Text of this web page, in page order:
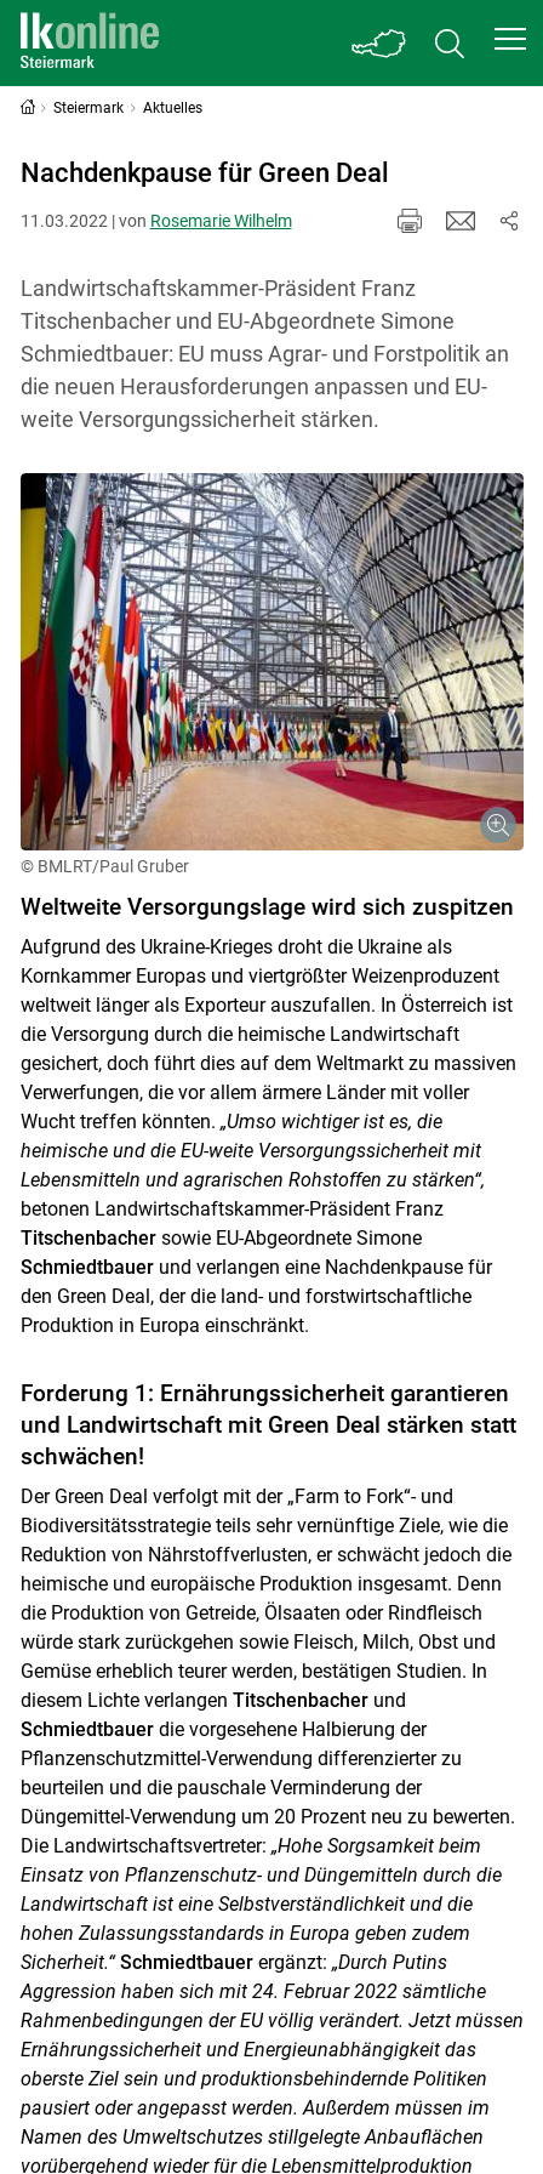
Skip to main content
Steiermark Aktuelles
Nachdenkpause für Green Deal
11.03.2022 | von Rosemarie Wilhelm
Landwirtschaftskammer-Präsident Franz
Titschenbacher und EU-Abgeordnete Simone
Schmiedtbauer: EU muss Agrar- und Forstpolitik an
die neuen Herausforderungen anpassen und EU-
weite Versorgungssicherheit stärken.
© BMLRT/Paul Gruber
Weltweite Versorgungslage wird sich zuspitzen
Aufgrund des Ukraine-Krieges droht die Ukraine als
Kornkammer Europas und viertgrößter Weizenproduzent
weltweit länger als Exporteur auszufallen. In Österreich ist
die Versorgung durch die heimische Landwirtschaft
gesichert, doch führt dies auf dem Weltmarkt zu massiven
Verwerfungen, die vor allem ärmere Länder mit voller
Wucht treffen könnten. „Umso wichtiger ist es, die
heimische und die EU-weite Versorgungssicherheit mit
Lebensmitteln und agrarischen Rohstoffen zu stärken“,
betonen Landwirtschaftskammer-Präsident Franz
Titschenbachersowie EU-Abgeordnete Simone
Schmiedtbauerund verlangen eine Nachdenkpause für
den Green Deal, der die land- und forstwirtschaftliche
Produktion in Europa einschränkt.
Forderung 1: Ernährungssicherheit garantieren
und Landwirtschaft mit Green Deal stärken statt
schwächen!
Der Green Deal verfolgt mit der „Farm to Fork“- und
Biodiversitätsstrategie teils sehr vernünftige Ziele, wie die
Reduktion von Nährstoffverlusten, er schwächt jedoch die
heimische und europäische Produktion insgesamt. Denn
die Produktion von Getreide, Ölsaaten oder Rindfleisch
würde stark zurückgehen sowie Fleisch, Milch, Obst und
Gemüse erheblich teurer werden, bestätigen Studien. In
diesem Lichte verlangen Titschenbacherund
Schmiedtbauer die vorgesehene Halbierung der
Pflanzenschutzmittel-Verwendung differenzierter zu
beurteilen und die pauschale Verminderung der
Düngemittel-Verwendung um 20 Prozent neu zu bewerten.
Die Landwirtschaftsvertreter: „Hohe Sorgsamkeit beim
Einsatz von Pflanzenschutz- und Düngemitteln durch die
Landwirtschaft ist eine Selbstverständlichkeit und die
hohen Zulassungsstandards in Europa geben zudem
Sicherheit.“ Schmiedtbauerergänzt: „Durch Putins
Aggression haben sich mit 24. Februar 2022 sämtliche
Rahmenbedingungen der EU völlig verändert. Jetzt müssen
Ernährungssicherheit und Energieunabhängigkeit das
oberste Ziel sein und produktionsbehindernde Politiken
pausiert oder angepasst werden. Außerdem müssen im
Namen des Umweltschutzes stillgelegte Anbauflächen
vorübergehend wieder für die Lebensmittelproduktion